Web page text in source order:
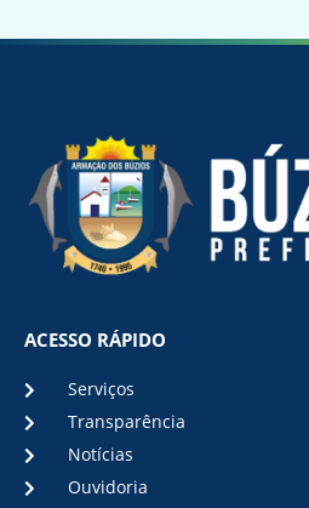
ACESSO RÁPIDO
Serviços
Transparência
Notícias
Ouvidoria